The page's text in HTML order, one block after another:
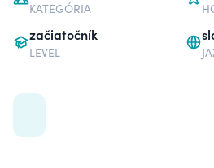
KATEGÓRIA
začiatočník
LEVEL